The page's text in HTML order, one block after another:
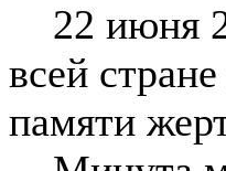
22 июня
всей
памяти